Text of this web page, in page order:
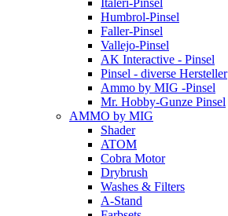
Italeri-Pinsel
Humbrol-Pinsel
Faller-Pinsel
Vallejo-Pinsel
AK Interactive - Pinsel
Pinsel - diverse Hersteller
Ammo by MIG -Pinsel
Mr. Hobby-Gunze Pinsel
AMMO by MIG
Shader
ATOM
Cobra Motor
Drybrush
Washes & Filters
A-Stand